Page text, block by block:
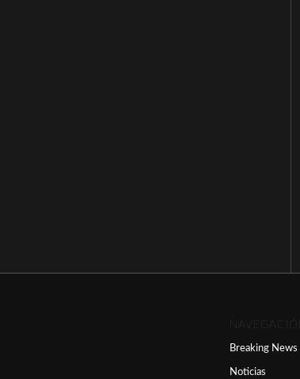
Breaking News
Noticias